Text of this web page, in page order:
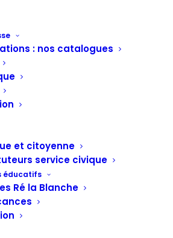
: nos catalogues
et citoyenne
service civique
éducatifs
Ré la Blanche
les citoyens à s’associer pour
de notre époque, pour
et à l’amélioration de notre
la construction d’une
et socialement constructive
pour s’impliquer concrètement
durable et solidaire de la